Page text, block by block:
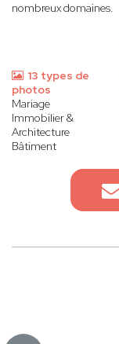
nombreux domaines.
13 types de
photos
Mariage
Immobilier &
Architecture
Bâtiment